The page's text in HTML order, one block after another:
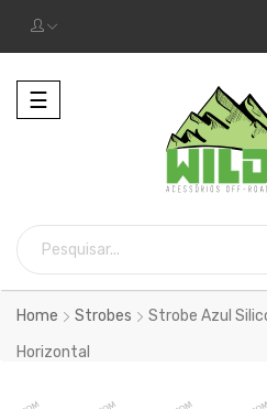
Alternar
a
☰
Home Strobes
Strobe Azul
Horizontal